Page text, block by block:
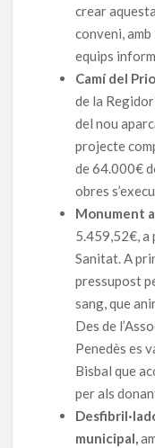
crear
conveni,
equips
Camí del
de la
del nou
projecte
de 64.000€
obres
Monument
5.459,52€, a
Sanitat. A
pressupost
sang, que
Des de
Penedès es
Bisbal que
per als
municipal,